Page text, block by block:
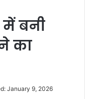
में बनी
का
January 9, 2026